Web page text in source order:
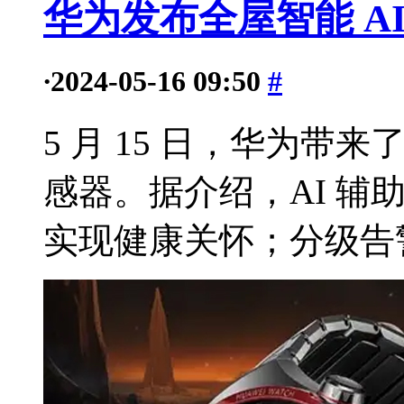
华为发布全屋智能
·2024-05-16 09:50 #
5 月 15 日，华为带来
感器。据介绍，AI 辅
实现健康关怀；分级告